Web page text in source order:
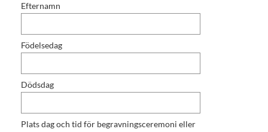
Efternamn
Födelsedag
Dödsdag
Plats dag och tid för begravningsceremoni eller